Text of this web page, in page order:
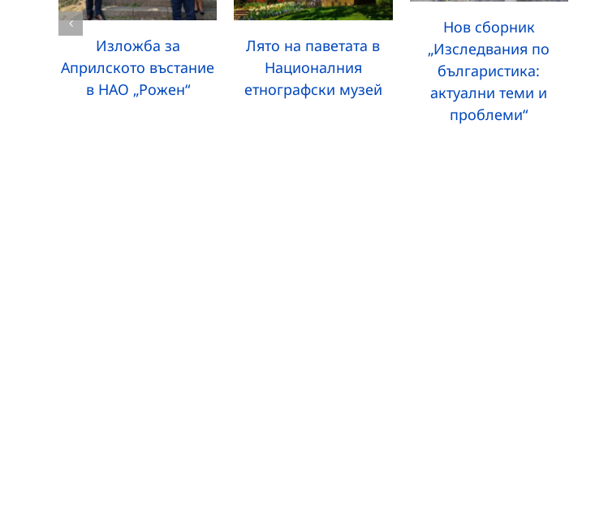
Изложба за
Априлското въстание
в НАО „Рожен“
Лято на паветата в
Националния
етнографски музей
Нов сборник
„Изследвания по
българистика:
актуални теми и
проблеми“